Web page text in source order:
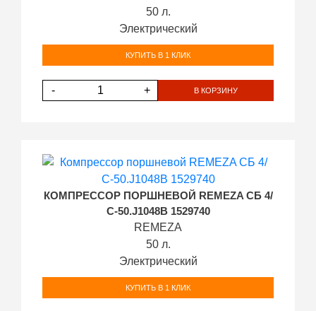
50 л.
Электрический
КУПИТЬ В 1 КЛИК
- + В КОРЗИНУ
КОМПРЕССОР ПОРШНЕВОЙ REMEZA СБ 4/
С-50.J1048B 1529740
REMEZA
50 л.
Электрический
КУПИТЬ В 1 КЛИК